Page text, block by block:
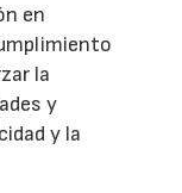
en
la
y
y la